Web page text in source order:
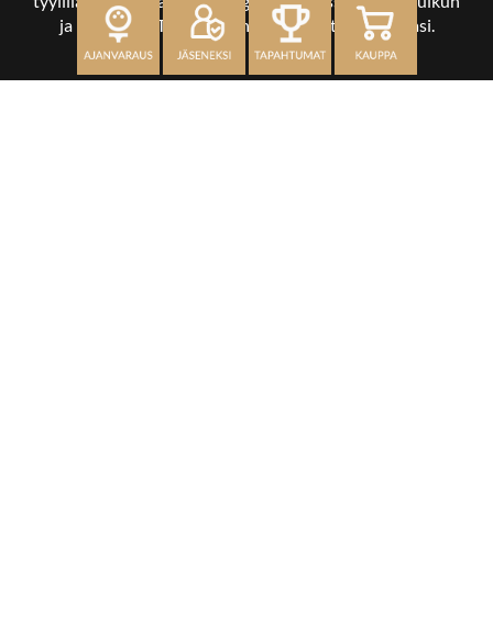
ja kuikankin. Tärkeintä on, että nautit vierailustasi.